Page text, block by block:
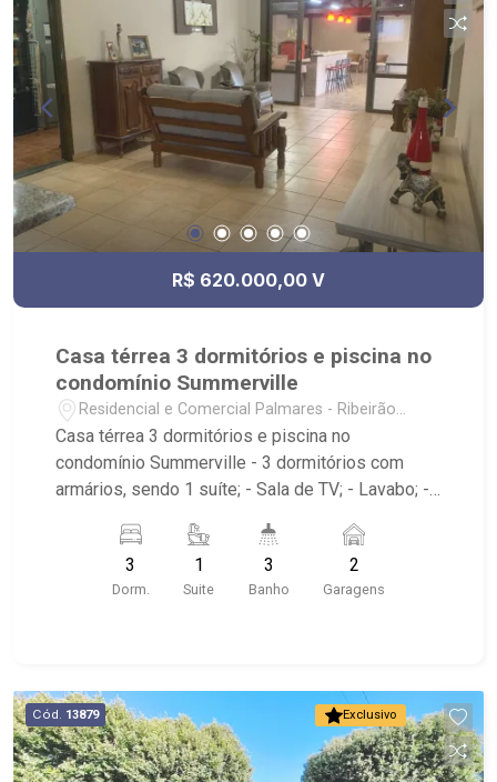
R$ 620.000,00 V
Casa térrea 3 dormitórios e piscina no
condomínio Summerville
Residencial e Comercial Palmares - Ribeirão
Preto/SP
Casa térrea 3 dormitórios e piscina no
condomínio Summerville - 3 dormitórios com
armários, sendo 1 suíte; - Sala de TV; - Lavabo; -
Varanda gourmet; - Churrasqueira; - Forno de
pizza; - Fogão à lenha; - Piscina; - 2 vagas de
garagem, sendo 1 coberta; - Portão eletrônico; -
3
Dorm.
1
Suite
3
Banho
2
Garagens
Exclusivo
Cód. 13879